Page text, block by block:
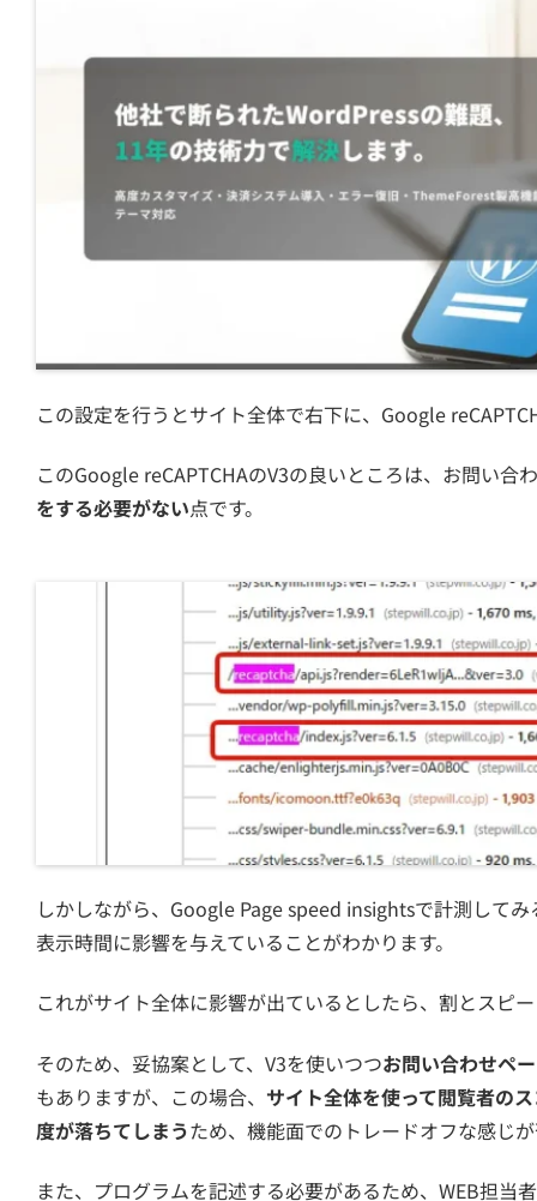
この設定を行うとサイト全体で右下に、Google
このGoogle reCAPTCHAのV3の良いところは、お問い合
をする必要がない点です。
しかしながら、Google Page speed insightsで計測して
表示時間に影響を与えていることがわかります。
これがサイト全体に影響が出ているとしたら、割とスピ
そのため、妥協案として、V3を使いつつお問い合わせペ
もありますが、この場合、 サイト全体を使って閲覧者の
度が落ちてしまうため、機能面でのトレードオフな感じ
また、プログラムを記述する必要があるため、WEB担当